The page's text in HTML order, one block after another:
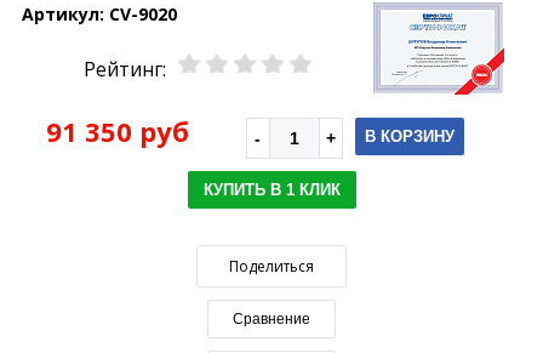
Артикул: CV-9020
Рейтинг:
91 350 руб В КОРЗИНУ
КУПИТЬ В 1 КЛИК
Поделиться
Сравнение